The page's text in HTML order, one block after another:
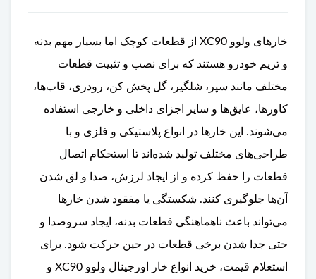
خارهای ولوو XC90 از قطعات کوچک اما بسیار مهم بدنه
و تریم خودرو هستند که برای نصب و تثبیت قطعات
مختلف مانند سپر، شلگیر، گل پخش کن، رودری، قاب‌ها،
کاورها، عایق‌ها و سایر اجزای داخلی و خارجی استفاده
می‌شوند. این خارها در انواع پلاستیکی و فلزی و با
طراحی‌های مختلف تولید شده‌اند تا استحکام اتصال
قطعات را حفظ کرده و از ایجاد لرزش، صدا و لق شدن
آن‌ها جلوگیری کنند. شکستگی یا مفقود شدن خارها
می‌تواند باعث ناهماهنگی قطعات بدنه، ایجاد سروصدا و
حتی جدا شدن برخی قطعات در حین حرکت شود. برای
استعلام قیمت، خرید انواع خار اورجینال ولوو XC90 و